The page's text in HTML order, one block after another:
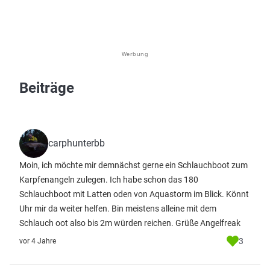
Werbung
Beiträge
carphunterbb
Moin, ich möchte mir demnächst gerne ein Schlauchboot zum
Karpfenangeln zulegen. Ich habe schon das 180
Schlauchboot mit Latten oden von Aquastorm im Blick. Könnt
Uhr mir da weiter helfen. Bin meistens alleine mit dem
Schlauch oot also bis 2m würden reichen. Grüße Angelfreak
vor 4 Jahre 3